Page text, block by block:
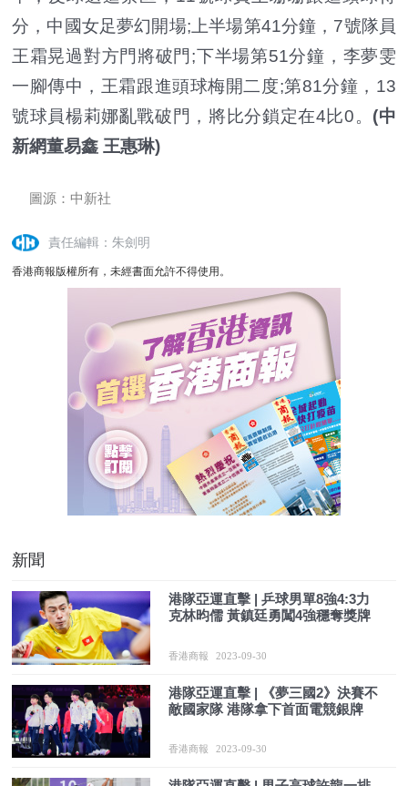
分，中國女足夢幻開場;上半場第41分鐘，7號隊員
王霜晃過對方門將破門;下半場第51分鐘，李夢雯
一腳傳中，王霜跟進頭球梅開二度;第81分鐘，13
號球員楊莉娜亂戰破門，將比分鎖定在4比0。 (中
新網董易鑫 王惠琳)
圖源：中新社
責任編輯：朱劍明
香港商報版權所有，未經書面允許不得使用。
新聞
港隊亞運直擊 | 乒球男單8強4:3力
克林昀儒 黃鎮廷勇闖4強穩奪獎牌
香港商報 2023-09-30
港隊亞運直擊 | 《夢三國2》決賽不
敵國家隊 港隊拿下首面電競銀牌
香港商報 2023-09-30